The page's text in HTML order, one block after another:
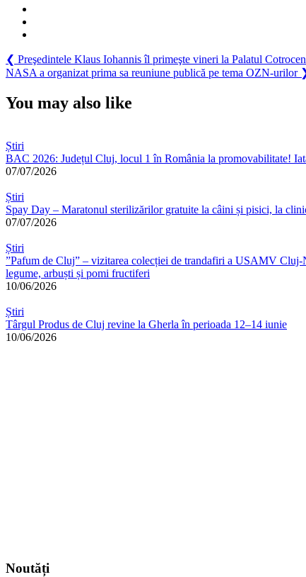
Navigare
în
articole
❮ Previous
Post:
Preşedintele Klaus Iohannis îl primeşte vineri la Palatul
Next
NASA a organizat prima sa reuniune publică pe tema OZN-urilor
You may also like
Știri
BAC 2026: Județul Cluj, locul 1 în România la promovabilitate!
07/07/2026
Știri
Spay Day – Maratonul sterilizărilor gratuite la câini și pisici, la
07/07/2026
Știri
”Pafum de Cluj” – vizitarea colecției de trandafiri a USAMV Cluj-
legume, arbuști și pomi fructiferi
10/06/2026
Știri
Târgul Produs de Cluj revine la Gherla în perioada 12–14 iunie
10/06/2026
Noutăți